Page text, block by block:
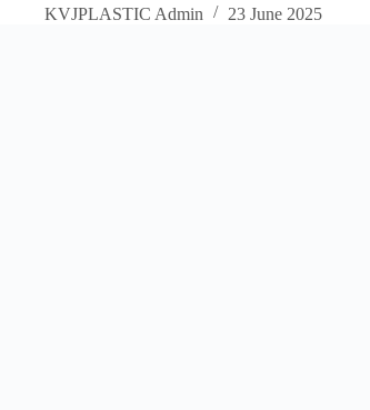
KVJPLASTIC Admin 23 June 2025